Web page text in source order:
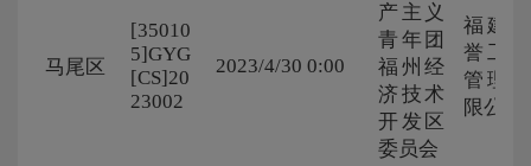
马尾区
[35010
5]GYG
[CS]20
23002
2023/4/30 0:00
产主义
青年团
福州经
济技术
开发区
委员会
福建广
誉工程
管理有
限公司